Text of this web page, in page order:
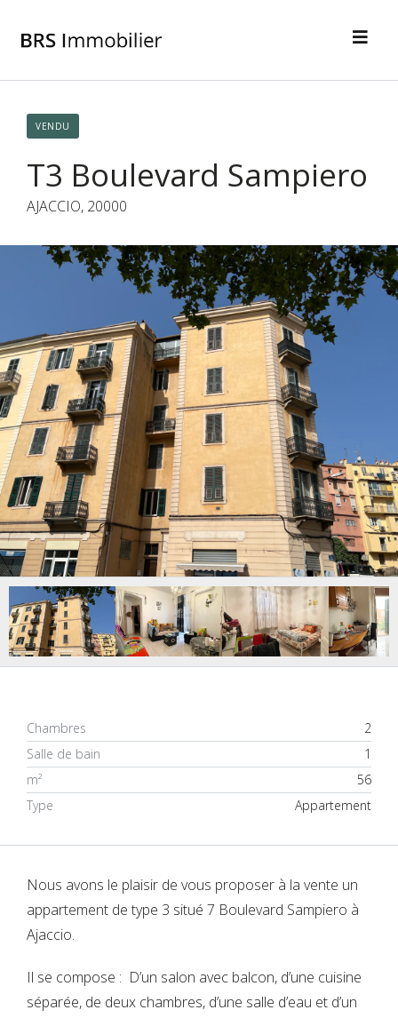
VENDU
T3 Boulevard Sampiero
AJACCIO, 20000
Chambres
2
Salle de bain
1
m²
56
Type
Appartement
Nous avons le plaisir de vous proposer à la vente un
appartement de type 3 situé 7 Boulevard Sampiero à
Ajaccio.
Il se compose : D’un salon avec balcon, d’une cuisine
séparée, de deux chambres, d’une salle d’eau et d’un